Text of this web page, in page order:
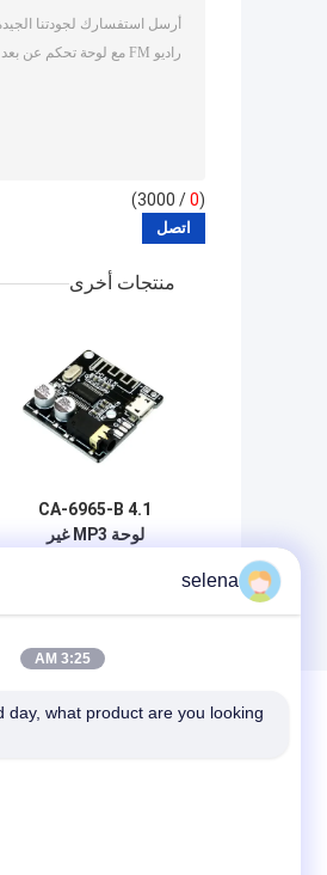
(
0
/ 3000)
منتجات أخرى
CA-6965-B 4.1
لوحة MP3 غير
البلوتوثية نظام
selena
3:25 AM
day, what product are you looking